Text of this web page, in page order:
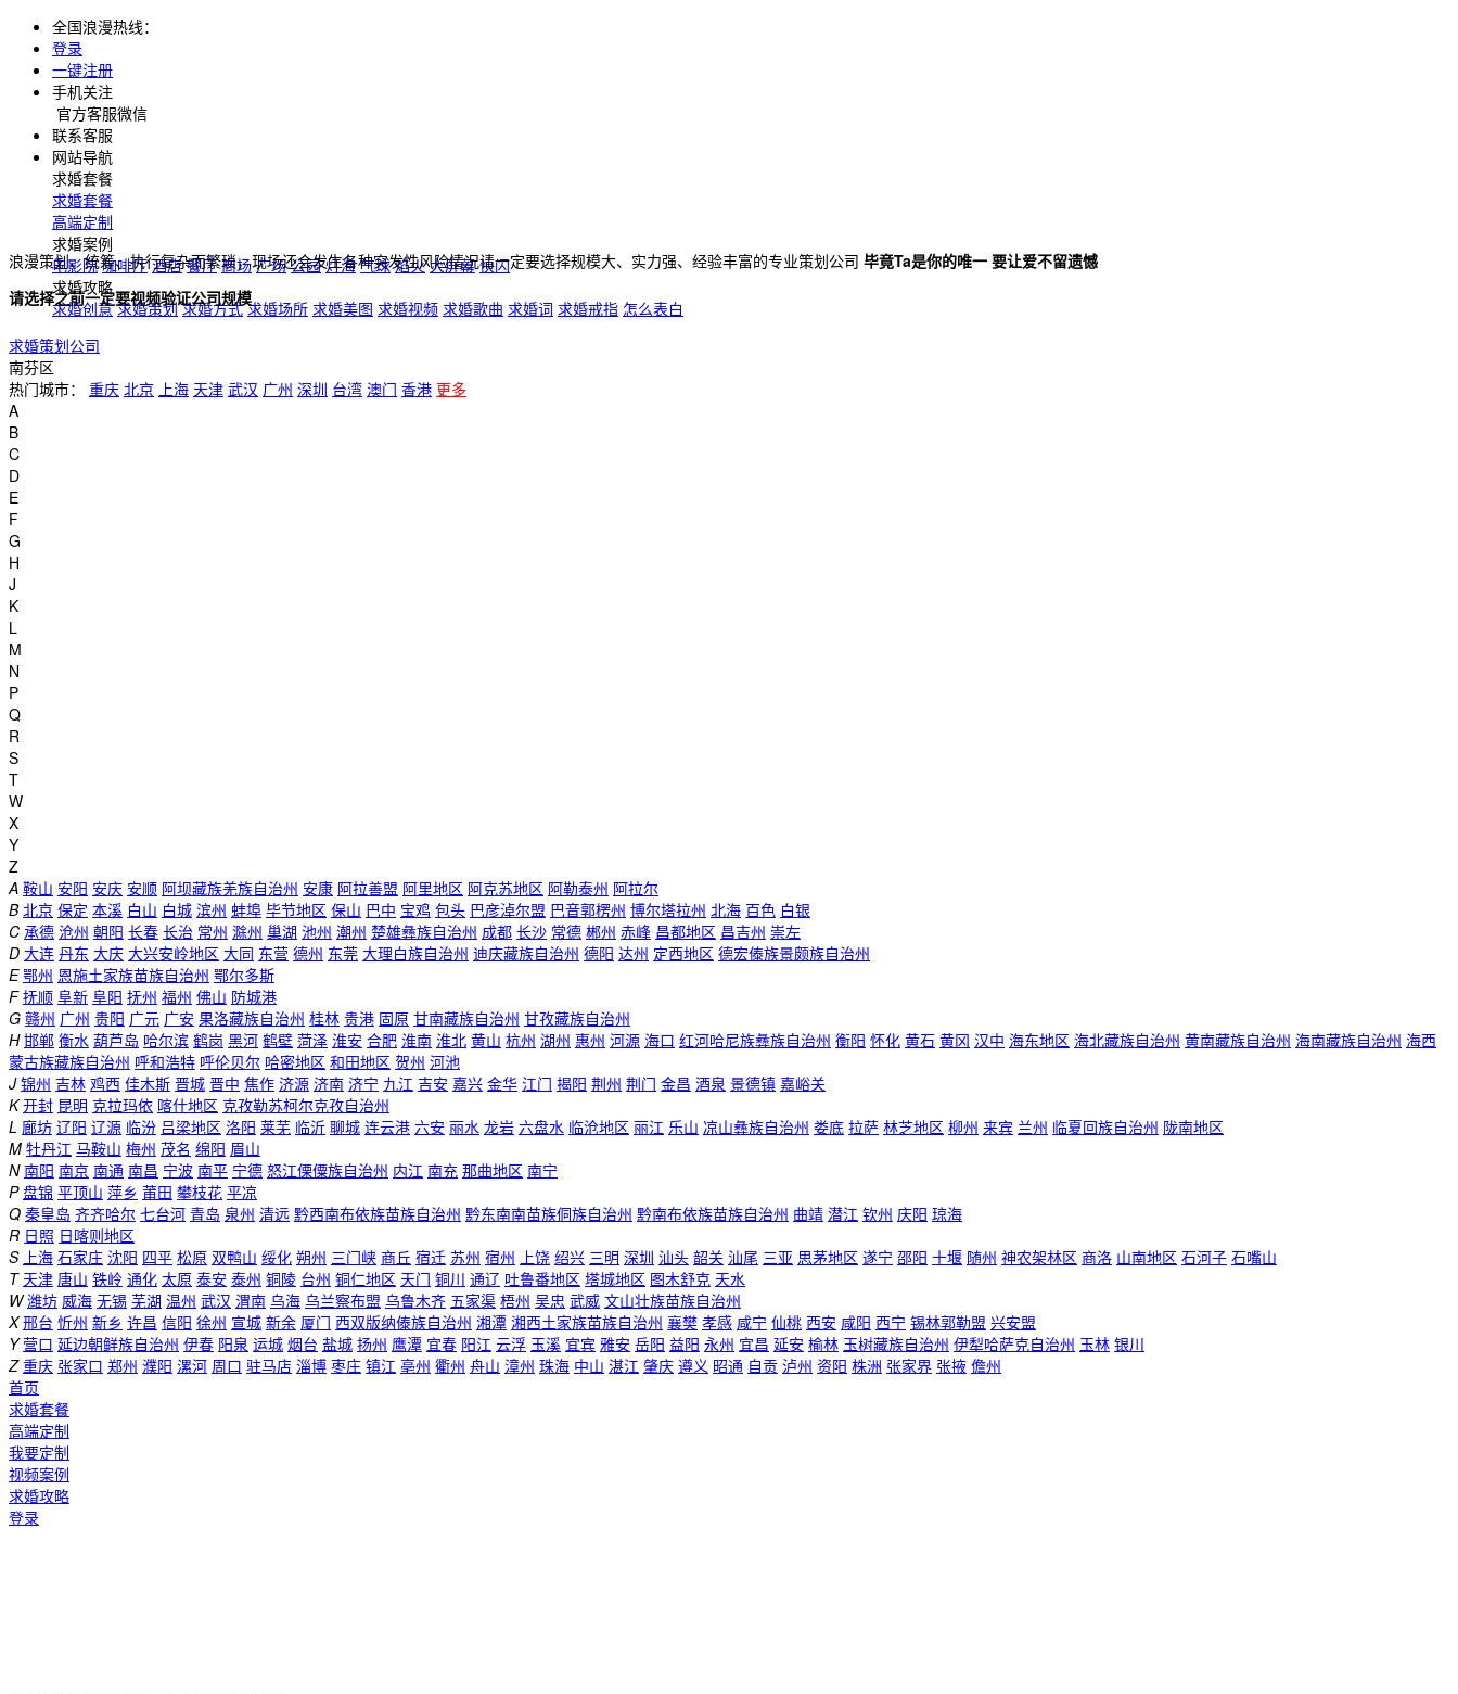
全国浪漫热线：
登录
一键注册
手机关注
官方客服微信
联系客服
网站导航
求婚套餐
求婚套餐
高端定制
求婚案例
电影院 咖啡厅 酒店 餐厅 商场 广场 公园 灯海 气球 焰火 大屏幕 快闪
求婚攻略
求婚创意 求婚策划 求婚方式 求婚场所 求婚美图 求婚视频 求婚歌曲 求婚词 求婚戒指 怎么表白
求婚策划公司
南芬区
热门城市：
重庆 北京 上海 天津 武汉 广州 深圳 台湾 澳门 香港 更多
A
B
C
D
E
F
G
H
J
K
L
M
N
P
Q
R
S
T
W
X
Y
Z
A 鞍山 安阳 安庆 安顺 阿坝藏族羌族自治州 安康 阿拉善盟 阿里地区 阿克苏地区 阿勒泰州 阿拉尔
B 北京 保定 本溪 白山 白城 滨州 蚌埠 毕节地区 保山 巴中 宝鸡 包头 巴彦淖尔盟 巴音郭楞州 博尔塔拉州 北海 百色 白银
C 承德 沧州 朝阳 长春 长治 常州 滁州 巢湖 池州 潮州 楚雄彝族自治州 成都 长沙 常德 郴州 赤峰 昌都地区 昌吉州 崇左
D 大连 丹东 大庆 大兴安岭地区 大同 东营 德州 东莞 大理白族自治州 迪庆藏族自治州 德阳 达州 定西地区 德宏傣族景颇族自治州
E 鄂州 恩施土家族苗族自治州 鄂尔多斯
F 抚顺 阜新 阜阳 抚州 福州 佛山 防城港
G 赣州 广州 贵阳 广元 广安 果洛藏族自治州 桂林 贵港 固原 甘南藏族自治州 甘孜藏族自治州
H 邯郸 衡水 葫芦岛 哈尔滨 鹤岗 黑河 鹤壁 菏泽 淮安 合肥 淮南 淮北 黄山 杭州 湖州 惠州 河源 海口 红河哈尼族彝族自治州 衡阳 怀化 黄石 黄冈 汉中 海东地区 海北藏族自治州 黄南藏族自治州 海南藏族自治州 海西
蒙古族藏族自治州 呼和浩特 呼伦贝尔 哈密地区 和田地区 贺州 河池
J 锦州 吉林 鸡西 佳木斯 晋城 晋中 焦作 济源 济南 济宁 九江 吉安 嘉兴 金华 江门 揭阳 荆州 荆门 金昌 酒泉 景德镇 嘉峪关
K 开封 昆明 克拉玛依 喀什地区 克孜勒苏柯尔克孜自治州
L 廊坊 辽阳 辽源 临汾 吕梁地区 洛阳 莱芜 临沂 聊城 连云港 六安 丽水 龙岩 六盘水 临沧地区 丽江 乐山 凉山彝族自治州 娄底 拉萨 林芝地区 柳州 来宾 兰州 临夏回族自治州 陇南地区
M 牡丹江 马鞍山 梅州 茂名 绵阳 眉山
N 南阳 南京 南通 南昌 宁波 南平 宁德 怒江傈僳族自治州 内江 南充 那曲地区 南宁
P 盘锦 平顶山 萍乡 莆田 攀枝花 平凉
Q 秦皇岛 齐齐哈尔 七台河 青岛 泉州 清远 黔西南布依族苗族自治州 黔东南南苗族侗族自治州 黔南布依族苗族自治州 曲靖 潜江 钦州 庆阳 琼海
R 日照 日喀则地区
S 上海 石家庄 沈阳 四平 松原 双鸭山 绥化 朔州 三门峡 商丘 宿迁 苏州 宿州 上饶 绍兴 三明 深圳 汕头 韶关 汕尾 三亚 思茅地区 遂宁 邵阳 十堰 随州 神农架林区 商洛 山南地区 石河子 石嘴山
T 天津 唐山 铁岭 通化 太原 泰安 泰州 铜陵 台州 铜仁地区 天门 铜川 通辽 吐鲁番地区 塔城地区 图木舒克 天水
W 潍坊 威海 无锡 芜湖 温州 武汉 渭南 乌海 乌兰察布盟 乌鲁木齐 五家渠 梧州 吴忠 武威 文山壮族苗族自治州
X 邢台 忻州 新乡 许昌 信阳 徐州 宣城 新余 厦门 西双版纳傣族自治州 湘潭 湘西土家族苗族自治州 襄樊 孝感 咸宁 仙桃 西安 咸阳 西宁 锡林郭勒盟 兴安盟
Y 营口 延边朝鲜族自治州 伊春 阳泉 运城 烟台 盐城 扬州 鹰潭 宜春 阳江 云浮 玉溪 宜宾 雅安 岳阳 益阳 永州 宜昌 延安 榆林 玉树藏族自治州 伊犁哈萨克自治州 玉林 银川
Z 重庆 张家口 郑州 濮阳 漯河 周口 驻马店 淄博 枣庄 镇江 亳州 衢州 舟山 漳州 珠海 中山 湛江 肇庆 遵义 昭通 自贡 泸州 资阳 株洲 张家界 张掖 儋州
首页
求婚套餐
高端定制
我要定制
视频案例
求婚攻略
登录
浪漫策划、统筹、执行复杂而繁琐，现场还会发生各种突发性风险情况请一定要选择规模大、实力强、经验丰富的专业策划公司 毕竟Ta是你的唯一 要让爱不留遗憾
请选择之前一定要视频验证公司规模